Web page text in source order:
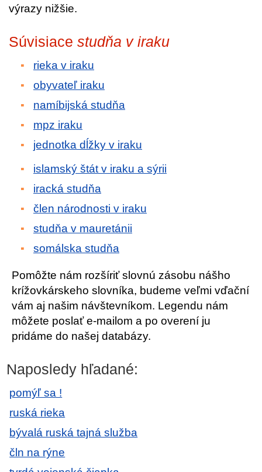
výrazy nižšie.
Súvisiace studňa v iraku
rieka v iraku
obyvateľ iraku
namíbijská studňa
mpz iraku
jednotka dĺžky v iraku
islamský štát v iraku a sýrii
iracká studňa
člen národnosti v iraku
studňa v mauretánii
somálska studňa
Pomôžte nám rozšíriť slovnú zásobu nášho
krížovkárskeho slovníka, budeme veľmi vďační
vám aj našim návštevníkom. Legendu nám
môžete poslať e-mailom a po overení ju
pridáme do našej databázy.
Naposledy hľadané:
pomýľ sa !
ruská rieka
bývalá ruská tajná služba
čln na rýne